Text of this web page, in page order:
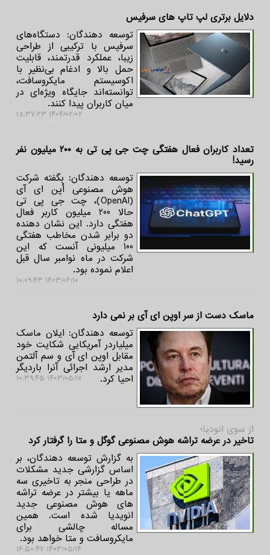
دلایل برتری لپ تاپ های سرفیس
توسعه دهندگان: دستگاه‌های
سرفیس با ترکیبی از طراحی
زیبا، عملکرد قدرتمند، قابلیت
حمل بالا و ادغام بی‌نظیر با
اکوسیستم مایکروسافت،
توانسته‌اند جایگاه ویژه‌ای در
میان کاربران پیدا کنند.
۱۴۰۴/۰۲/۰۲ ۱۸:۳۷:۲۳
تعداد کاربران فعال هفتگی چت جی پی تی به ۲۰۰ میلیون نفر
رسید!
توسعه دهندگان: بگفته شرکت
هوش مصنوعی اُپن ای آی
(OpenAI)، چت جی پی تی
حالا 200 میلیون کاربر فعال
هفتگی دارد. این نشان دهنده
دو برابر شدن مخاطب هفتگی
100 میلیونی آنست که این
شرکت در ماه نوامبر سال قبل
اعلام نموده بود.
۱۴۰۳/۰۶/۱۰ ۱۰:۰۹:۴۳
ماسک دست از سر اوپن ای آی بر نمی دارد
توسعه دهندگان: ایلان ماسک
میلیاردر آمریکایی شکایت خود
مقابل اوپن ای آی و سم آلتمن
مدیر ارشد اجرائی آنرا باردیگر
احیا کرد. ۱۴۰۳/۰۵/۱۷ ۱۰:۳۹:۴۵
از سوی انودیا؛
تاخیر در عرضه تراشه هوش مصنوعی گوگل و متا را گرفتار کرد
به گزارش توسعه دهندگان، بر
اساس گزارشی جدید مشکلات
در طراحی منجر به تاخیری سه
ماهه یا بیشتر در عرضه تراشه
های هوش مصنوعی جدید
انویدیا شده است. همین
مساله چالشی برای
مایکروسافت و متا خواهد بود.
۱۴۰۳/۰۵/۱۴ ۱۶:۵۰:۴۷